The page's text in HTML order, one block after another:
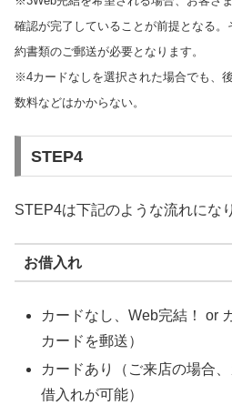
確認が完了していることが前提となる
約書類のご郵送が必要となります。
※4カードなしを選択された場合でも、
数料などはかからない。
STEP4
STEP4は下記のような流れにな
お借入れ
カードなし、Web完結！ or
カードを郵送）
カードあり（ご来店の場合
借入れが可能）